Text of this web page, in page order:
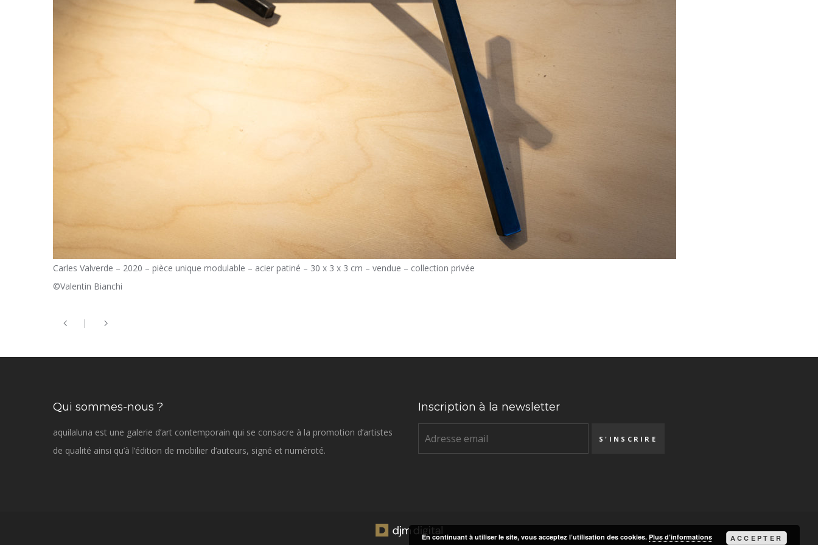
Carles Valverde – 2020 – pièce unique modulable – acier patiné – 30 x 3 x 3 cm – vendue – collection privée
©Valentin Bianchi
Qui sommes-nous ?
aquilaluna est une galerie d’art contemporain qui se consacre à la promotion d’artistes
de qualité ainsi qu’à l’édition de mobilier d’auteurs, signé et numéroté.
Inscription à la newsletter
En continuant à utiliser le site, vous acceptez l’utilisation des cookies. Plus d’informations ACCEPTER